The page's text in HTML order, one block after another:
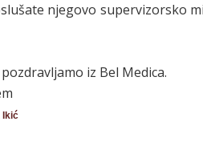
njegovo supervizorsko
iz Bel Medica.
Ikić